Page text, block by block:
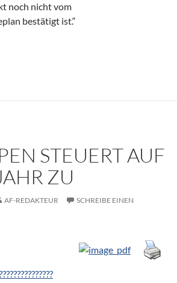
noch nicht vom
bestätigt ist.“
STEUERT AUF
ZU
AF-REDAKTEUR
SCHREIBE EINEN